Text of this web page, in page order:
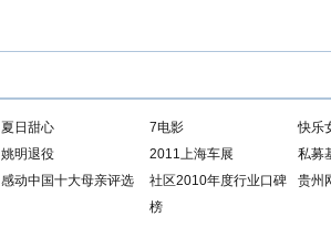
夏日甜心 7电影
快乐
姚明退役 2011上海车展
私募
感动中国十大母亲评选
社区2010年度行业口碑
榜
贵州